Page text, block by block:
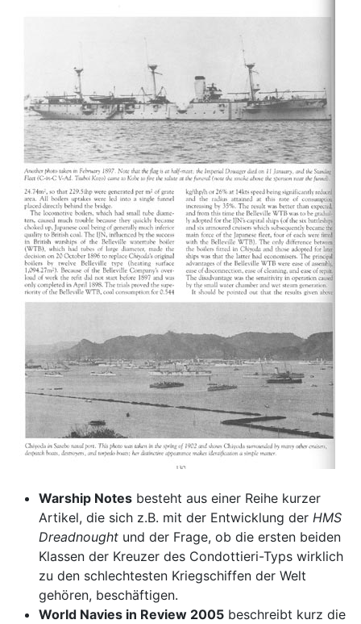
Warship Notes besteht aus einer Reihe kurzer
Artikel, die sich z.B. mit der Entwicklung der HMS
Dreadnought und der Frage, ob die ersten beiden
Klassen der Kreuzer des Condottieri-Typs wirklich
zu den schlechtesten Kriegschiffen der Welt
gehören, beschäftigen.
World Navies in Review 2005 beschreibt kurz die